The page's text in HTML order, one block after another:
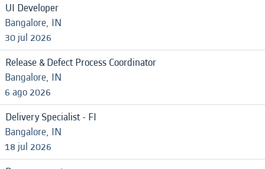
UI Developer
Bangalore, IN
30 jul 2026
Release & Defect Process Coordinator
Bangalore, IN
6 ago 2026
Delivery Specialist - FI
Bangalore, IN
18 jul 2026